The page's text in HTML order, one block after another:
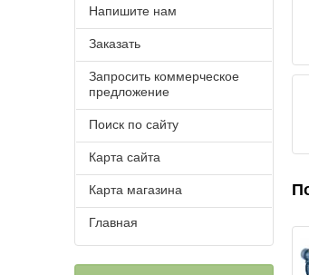
Напишите нам
Заказать
Запросить коммерческое
предложение
Поиск по сайту
Карта сайта
Карта магазина
Главная